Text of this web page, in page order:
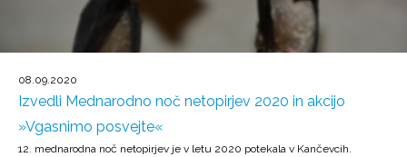
08.09.2020
Izvedli Mednarodno noč netopirjev 2020 in akcijo
»Vgasnimo posvejte«
12. mednarodna noč netopirjev je v letu 2020 potekala v Kančevcih.